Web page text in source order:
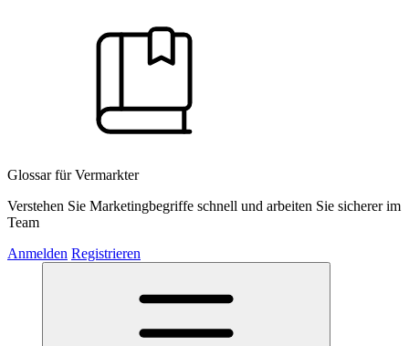
Glossar für Vermarkter
Verstehen Sie Marketingbegriffe schnell und arbeiten Sie sicherer im
Team
Anmelden Registrieren